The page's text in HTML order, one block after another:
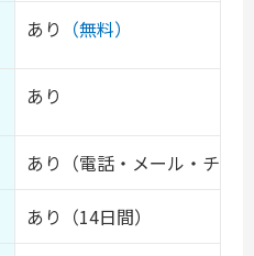
あり （無料）
あり
あり（電話・メール・チャ
あり（14日間）